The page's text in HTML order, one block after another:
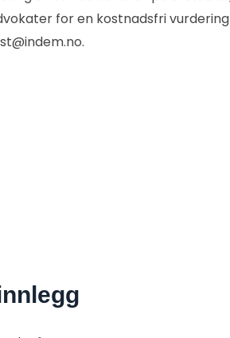
for en kostnadsfri
.